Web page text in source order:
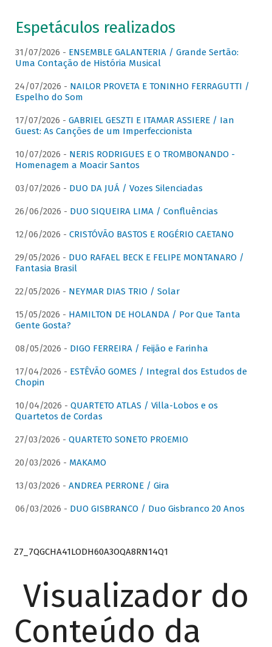
Espetáculos realizados
31/07/2026 - ENSEMBLE GALANTERIA / Grande Sertão:
Uma Contação de História Musical
24/07/2026 - NAILOR PROVETA E TONINHO FERRAGUTTI /
Espelho do Som
17/07/2026 - GABRIEL GESZTI E ITAMAR ASSIERE / Ian
Guest: As Canções de um Imperfeccionista
10/07/2026 - NERIS RODRIGUES E O TROMBONANDO -
Homenagem a Moacir Santos
03/07/2026 - DUO DA JUÁ / Vozes Silenciadas
26/06/2026 - DUO SIQUEIRA LIMA / Confluências
12/06/2026 - CRISTÓVÃO BASTOS E ROGÉRIO CAETANO
29/05/2026 - DUO RAFAEL BECK E FELIPE MONTANARO /
Fantasia Brasil
22/05/2026 - NEYMAR DIAS TRIO / Solar
15/05/2026 - HAMILTON DE HOLANDA / Por Que Tanta
Gente Gosta?
08/05/2026 - DIGO FERREIRA / Feijão e Farinha
17/04/2026 - ESTÊVÃO GOMES / Integral dos Estudos de
Chopin
10/04/2026 - QUARTETO ATLAS / Villa-Lobos e os
Quartetos de Cordas
27/03/2026 - QUARTETO SONETO PROEMIO
20/03/2026 - MAKAMO
13/03/2026 - ANDREA PERRONE / Gira
06/03/2026 - DUO GISBRANCO / Duo Gisbranco 20 Anos
Z7_7QGCHA41LODH60A3OQA8RN14Q1
Visualizador do
Conteúdo da